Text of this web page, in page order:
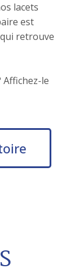
lacets
est
qui retrouve
Affichez-le